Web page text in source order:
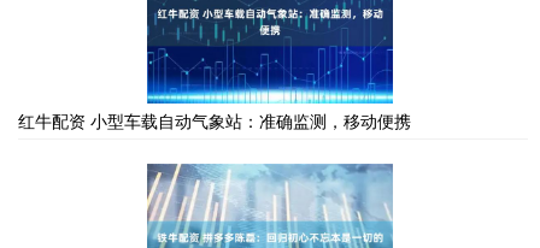
红牛配资 小型车载自动气象站：准确监测，移动便携